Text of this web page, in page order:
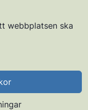
webbplatsen ska